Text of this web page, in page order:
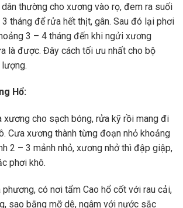
thường cho xương vào rọ, đem ra suối
tháng để rửa hết thịt, gân. Sau đó lại phơi
3 – 4 tháng đến khi ngửi xương
là được. Đây cách tối ưu nhất cho bộ
Hổ:
xương cho sạch bóng, rửa kỹ rồi mang đi
Cưa xương thành từng đoạn nhỏ khoảng
2 – 3 mảnh nhỏ, xương nhở thì đập giập,
phơi khô.
có nơi tẩm Cao hổ cốt với rau cải,
sao bằng mỡ dê, ngâm với nước sắc